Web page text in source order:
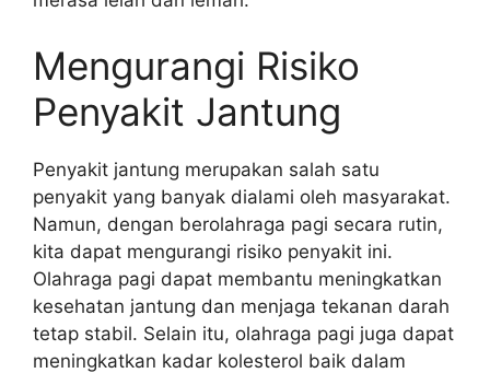
Mengurangi Risiko
Penyakit Jantung
Penyakit jantung merupakan salah satu
penyakit yang banyak dialami oleh masyarakat.
Namun, dengan berolahraga pagi secara rutin,
kita dapat mengurangi risiko penyakit ini.
Olahraga pagi dapat membantu meningkatkan
kesehatan jantung dan menjaga tekanan darah
tetap stabil. Selain itu, olahraga pagi juga dapat
meningkatkan kadar kolesterol baik dalam